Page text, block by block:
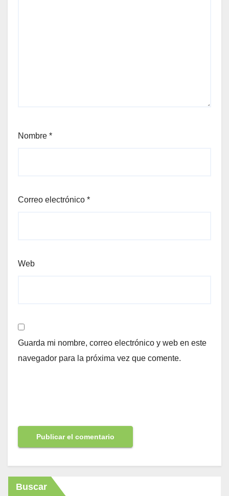
Nombre *
Correo electrónico *
Web
Guarda mi nombre, correo electrónico y web en este
navegador para la próxima vez que comente.
Buscar